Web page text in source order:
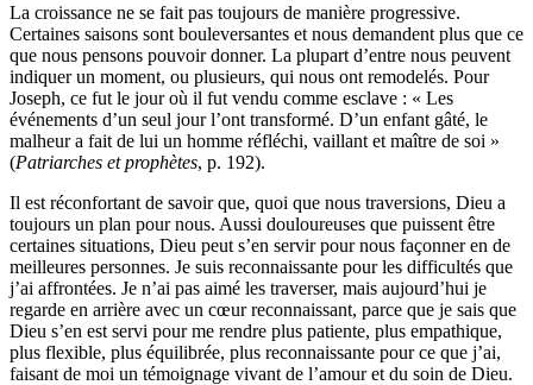
La croissance ne se fait pas toujours de manière progressive.
Certaines saisons sont bouleversantes et nous demandent plus que ce
que nous pensons pouvoir donner. La plupart d’entre nous peuvent
indiquer un moment, ou plusieurs, qui nous ont remodelés. Pour
Joseph, ce fut le jour où il fut vendu comme esclave : « Les
événements d’un seul jour l’ont transformé. D’un enfant gâté, le
malheur a fait de lui un homme réfléchi, vaillant et maître de soi »
(Patriarches et prophètes, p. 192).
Il est réconfortant de savoir que, quoi que nous traversions, Dieu a
toujours un plan pour nous. Aussi douloureuses que puissent être
certaines situations, Dieu peut s’en servir pour nous façonner en de
meilleures personnes. Je suis reconnaissante pour les difficultés que
j’ai affrontées. Je n’ai pas aimé les traverser, mais aujourd’hui je
regarde en arrière avec un cœur reconnaissant, parce que je sais que
Dieu s’en est servi pour me rendre plus patiente, plus empathique,
plus flexible, plus équilibrée, plus reconnaissante pour ce que j’ai,
faisant de moi un témoignage vivant de l’amour et du soin de Dieu.